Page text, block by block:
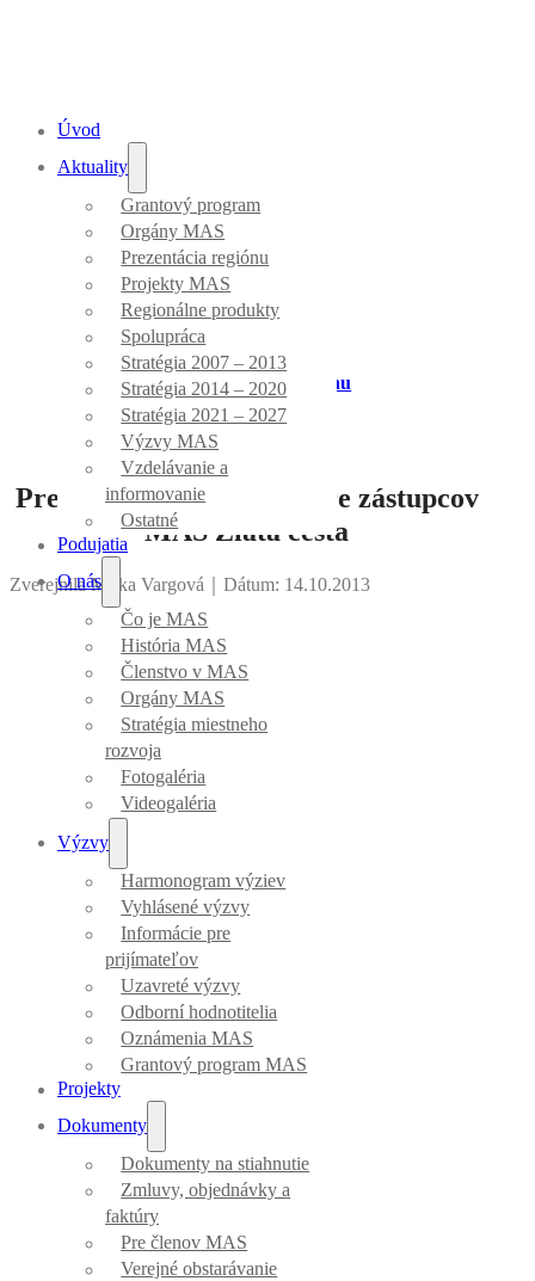
Úvod
Aktuality
Grantový program
Orgány MAS
Prezentácia regiónu
Projekty MAS
Regionálne produkty
Spolupráca
Stratégia 2007 – 2013
Stratégia 2014 – 2020
Stratégia 2021 – 2027
Výzvy MAS
Vzdelávanie a
informovanie
Ostatné
Podujatia
O nás
Čo je MAS
História MAS
Členstvo v MAS
Orgány MAS
Stratégia miestneho
rozvoja
Fotogaléria
Videogaléria
Výzvy
Harmonogram výziev
Vyhlásené výzvy
Informácie pre
prijímateľov
Uzavreté výzvy
Odborní hodnotitelia
Oznámenia MAS
Grantový program MAS
Projekty
Dokumenty
Dokumenty na stiahnutie
Zmluvy, objednávky a
faktúry
Pre členov MAS
Verejné obstarávanie
Aktuality
Úvod Prezentácia regiónu
Prezentácia našej MAS pre zástupcov
MAS Zlatá cesta
Zverejnila Mirka Vargová Dátum: 14.10.2013